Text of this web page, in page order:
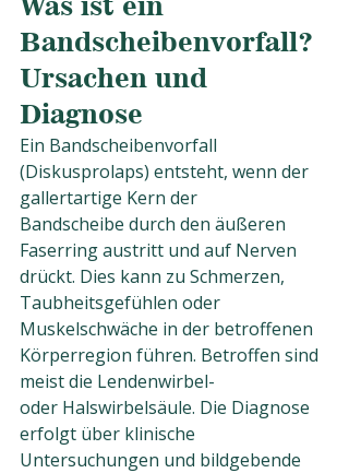
Bandscheibenvorfall?
Ursachen und
Diagnose
Ein Bandscheibenvorfall
(Diskusprolaps) entsteht, wenn der
gallertartige Kern der
Bandscheibe durch den äußeren
Faserring austritt und auf Nerven
drückt. Dies kann zu Schmerzen,
Taubheitsgefühlen oder
Muskelschwäche in der betroffenen
Körperregion führen. Betroffen sind
meist die Lendenwirbel-
oder Halswirbelsäule. Die Diagnose
erfolgt über klinische
Untersuchungen und bildgebende